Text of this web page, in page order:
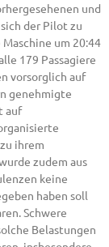
und
der Pilot zu
um 20:44
179 Passagiere
vorsorglich auf
genehmigte
auf
ihrem
zudem aus
keine
haben soll
Schwere
Belastungen